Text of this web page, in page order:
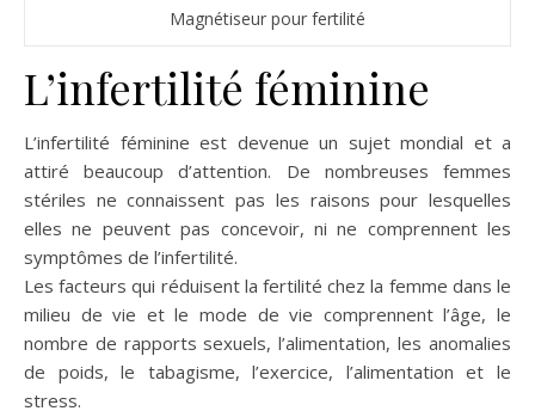
Magnétiseur pour fertilité
L’infertilité féminine
L’infertilité féminine est devenue un sujet mondial et a
attiré beaucoup d’attention. De nombreuses femmes
stériles ne connaissent pas les raisons pour lesquelles
elles ne peuvent pas concevoir, ni ne comprennent les
symptômes de l’infertilité.
Les facteurs qui réduisent la fertilité chez la femme dans le
milieu de vie et le mode de vie comprennent l’âge, le
nombre de rapports sexuels, l’alimentation, les anomalies
de poids, le tabagisme, l’exercice, l’alimentation et le
stress.